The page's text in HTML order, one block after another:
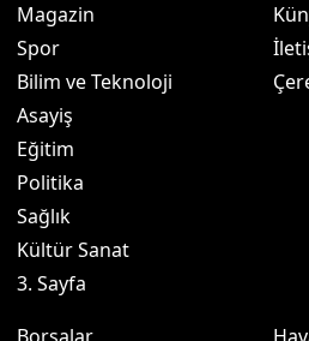
Magazin
Spor
Bilim ve Teknoloji
Asayiş
Eğitim
Politika
Sağlık
Kültür Sanat
3. Sayfa